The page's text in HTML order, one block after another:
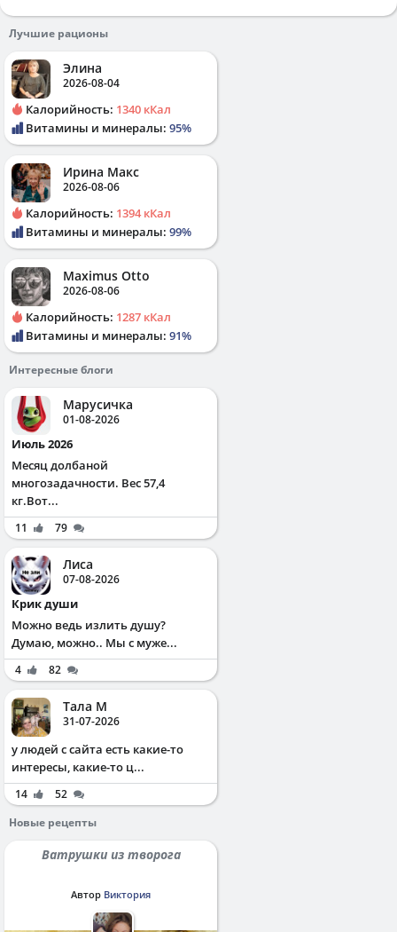
Лучшие рационы
Элина
2026-08-04
Калорийность: 1340 кКал
Витамины и минералы: 95%
Ирина Макс
2026-08-06
Калорийность: 1394 кКал
Витамины и минералы: 99%
Maximus Otto
2026-08-06
Калорийность: 1287 кКал
Витамины и минералы: 91%
Интересные блоги
Марусичка
01-08-2026
Июль 2026
Месяц долбаной
многозадачности. Вес 57,4
кг.Вот...
11 79
Лиса
07-08-2026
Крик души
Можно ведь излить душу?
Думаю, можно.. Мы с муже...
4 82
Тала М
31-07-2026
у людей с сайта есть какие-то
интересы, какие-то ц...
14
52
Новые рецепты
Ватрушки из творога
Автор Виктория